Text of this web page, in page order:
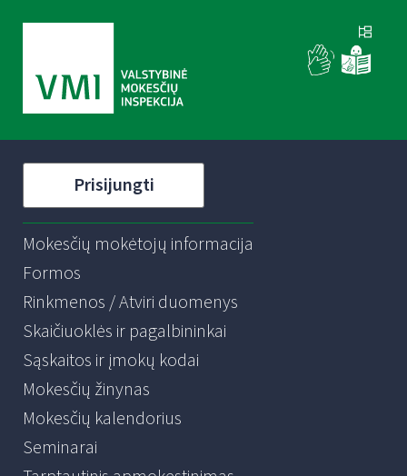
Prisijungti
Mokesčių mokėtojų informacija
Formos
Rinkmenos / Atviri duomenys
Skaičiuoklės ir pagalbininkai
Sąskaitos ir įmokų kodai
Mokesčių žinynas
Mokesčių kalendorius
Seminarai